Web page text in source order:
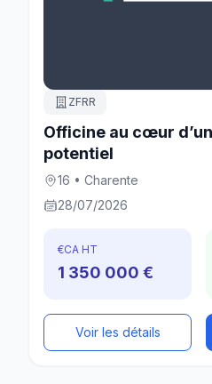
ZFRR
Officine au cœur
potentiel
16 • Charente
28/07/2026
€CA HT
1 350 000 €
Voir les détails